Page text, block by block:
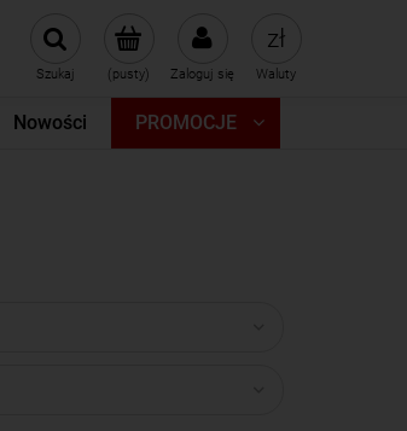
(pusty) Zaloguj się
Szukaj Waluty
Nowości PROMOCJE